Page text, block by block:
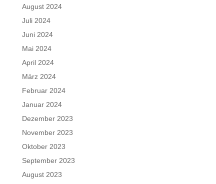
August 2024
Juli 2024
Juni 2024
Mai 2024
April 2024
März 2024
Februar 2024
Januar 2024
Dezember 2023
November 2023
Oktober 2023
September 2023
August 2023